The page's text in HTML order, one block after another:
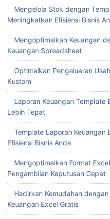
Mengelola Stok dengan
Meningkatkan Efisiensi Bisnis
Mengoptimalkan Keuangan
Keuangan Spreadsheet
Optimalkan Pengeluaran
Kustom
Laporan Keuangan Template
Lebih Tepat
Template Laporan Keuangan
Efisiensi Bisnis Anda
Mengoptimalkan Format
Pengambilan Keputusan Cepat
Hadirkan Kemudahan
Keuangan Excel Gratis